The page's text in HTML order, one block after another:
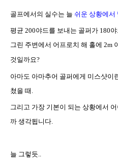
골프에서의 실수는 늘 쉬운 상황에서
평균 200야드를 보내는 골퍼가 180
그린 주변에서 어프로치 해 홀에 2m
것일까요?
아마도 아마추어 골퍼에게 미스샷이
쳤을 때
그리고 가장 기본이 되는 상황에서
까 생각됩니다
늘 그렇듯